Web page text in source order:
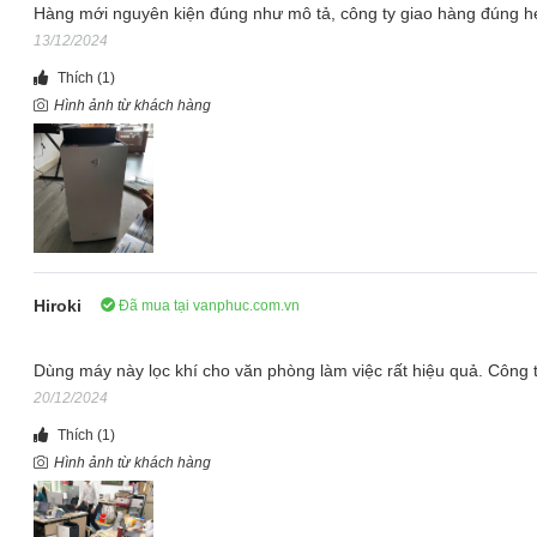
Vận hành tự động, tiết kiệm điện năng
Các thiết bị cảm biến chất lượng không khí được gắn quanh máy
lành hơn. Công suất điện của máy chỉ từ 9 đến 80w, khi chạy
Lọc sạch với màng tĩnh điện Hepa TaFu
mịn có kích thước nhỏ đến 0.3µm. Hiệu suất và tuổi thọ
Hàng mới nguyên kiện đúng như mô tả, công ty giao hàng đúng
13/12/2024
Thích (1)
Hình ảnh từ khách hàng
Hiroki Đã mua tại vanphuc.com.vn
Dùng máy này lọc khí cho văn phòng làm việc rất hiệu quả. Công
20/12/2024
Thích (1)
Hình ảnh từ khách hàng